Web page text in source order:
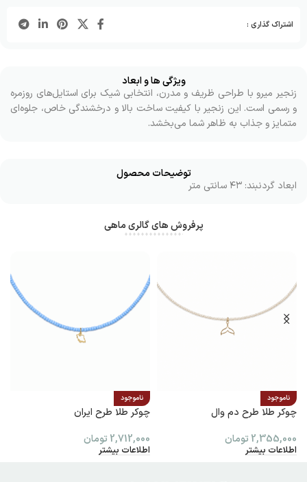
اشتراک گذاری :
ویژگی ها و ابعاد
زنجیر میرو با طراحی ظریف و مدرن، انتخابی شیک برای استایل‌های روزمره
و رسمی است. این زنجیر با کیفیت ساخت بالا و درخشندگی خاص، جلوه‌ای
متمایز و جذاب به ظاهر شما می‌بخشد.
توضیحات محصول
ابعاد گردنبند: ۴۳ سانتی متر
پرفروش های گالری ماهی
ناموجود
چوکر طلا طرح دم وال
2,355,000 تومان
اطلاعات بیشتر
ناموجود
چوکر طلا طرح ایران
2,712,000 تومان
اطلاعات بیشتر